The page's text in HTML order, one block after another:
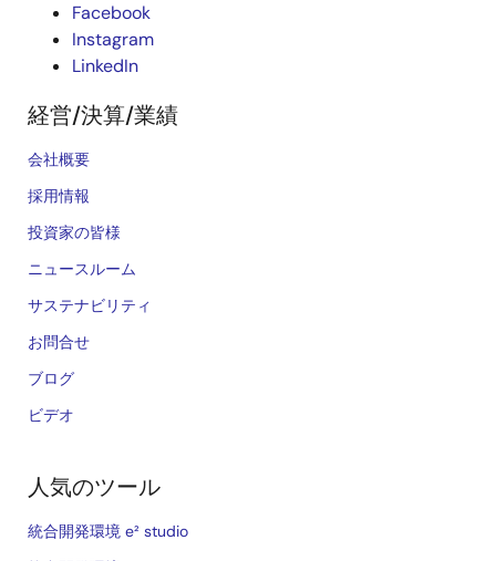
Facebook
Instagram
LinkedIn
経営/決算/業績
会社概要
採用情報
投資家の皆様
ニュースルーム
サステナビリティ
お問合せ
ブログ
ビデオ
人気のツール
統合開発環境 e² studio